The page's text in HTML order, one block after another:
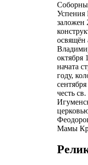
заложен
освящён
октября
начата
году,
честь
Мамы